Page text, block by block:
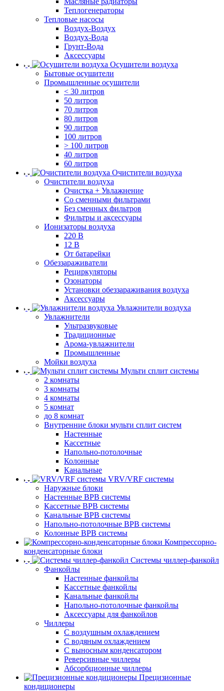
Теплогенераторы
Тепловые насосы
Воздух-Воздух
Воздух-Вода
Грунт-Вода
Аксессуары
Осушители воздуха
Бытовые осушители
Промышленные осушители
< 30 литров
50 литров
70 литров
80 литров
90 литров
100 литров
> 100 литров
40 литров
60 литров
Очистители воздуха
Очистители воздуха
Очистка + Увлажнение
Cо сменными фильтрами
Без сменных фильтров
Фильтры и аксессуары
Ионизаторы воздуха
220 В
12 В
От батарейки
Обеззараживатели
Рециркуляторы
Озонаторы
Установки обеззараживания воздуха
Аксессуары
Увлажнители воздуха
Увлажнители
Ультразвуковые
Традиционные
Арома-увлажнители
Промышленные
Мойки воздуха
Мульти сплит системы
2 комнаты
3 комнаты
4 комнаты
5 комнат
до 8 комнат
Внутренние блоки мульти сплит систем
Настенные
Кассетные
Напольно-потолочные
Колонные
Канальные
VRV/VRF системы
Наружные блоки
Настенные ВРВ системы
Кассетные ВРВ системы
Канальные ВРВ системы
Напольно-потолочные ВРВ системы
Колонные ВРВ системы
Компрессорно-
конденсаторные блоки
Системы чиллер-фанкойл
Фанкойлы
Настенные фанкойлы
Кассетные фанкойлы
Канальные фанкойлы
Напольно-потолочные фанкойлы
Аксессуары для фанкойлов
Чиллеры
С воздушным охлаждением
С водяным охлаждением
С выносным конденсатором
Реверсивные чиллеры
Абсорбционные чиллеры
Прецизионные
кондиционеры